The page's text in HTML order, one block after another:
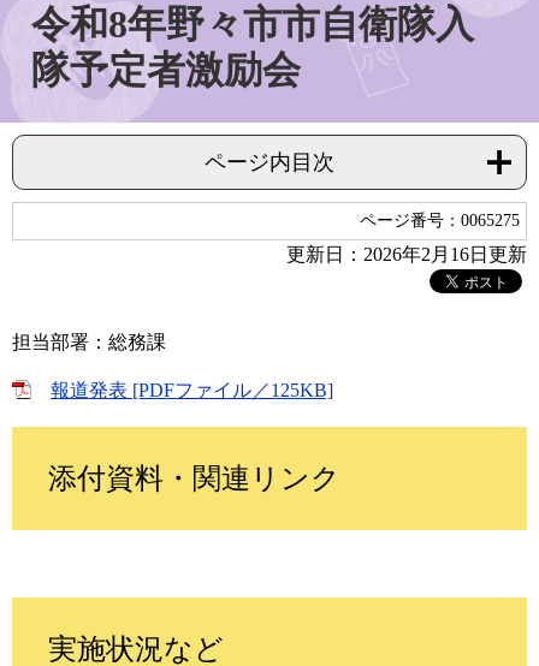
令和8年野々市市自衛隊入
隊予定者激励会
ページ内目次
ページ番号：0065275
更新日：2026年2月16日更新
担当部署：総務課
報道発表 [PDFファイル／125KB]
添付資料・関連リンク
実施状況など